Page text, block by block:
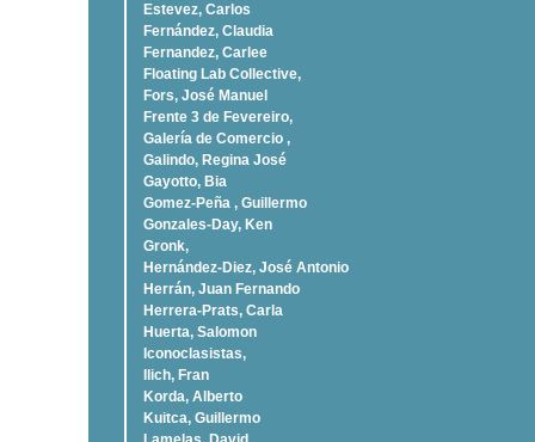
Estevez, Carlos
Fernández, Claudia
Fernandez, Carlee
Floating Lab Collective,
Fors, José Manuel
Frente 3 de Fevereiro,
Galería de Comercio ,
Galindo, Regina José
Gayotto, Bia
Gomez-Peña , Guillermo
Gonzales-Day, Ken
Gronk,
Hernández-Diez, José Antonio
Herrán, Juan Fernando
Herrera-Prats, Carla
Huerta, Salomon
Iconoclasistas,
Ilich, Fran
Korda, Alberto
Kuitca, Guillermo